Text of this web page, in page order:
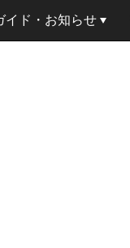
イド・お知らせ